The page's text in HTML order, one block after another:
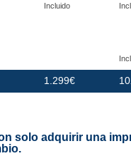
Incluido
1.299€
solo adquirir una